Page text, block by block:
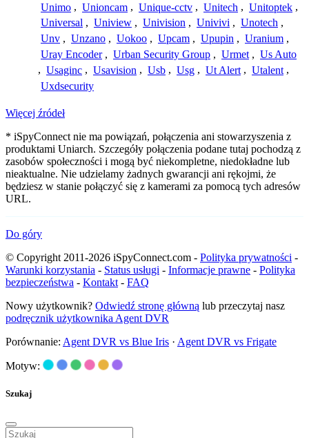
Unimo , Unioncam , Unique-cctv , Unitech , Unitoptek ,
Universal , Uniview , Univision , Univivi , Unotech ,
Unv , Unzano , Uokoo , Upcam , Upupin , Uranium ,
Uray Encoder , Urban Security Group , Urmet , Us Auto
, Usaginc , Usavision , Usb , Usg , Ut Alert , Utalent ,
Uxdsecurity
Więcej źródeł
* iSpyConnect nie ma powiązań, połączenia ani stowarzyszenia z
produktami Uniarch. Szczegóły połączenia podane tutaj pochodzą z
zasobów społeczności i mogą być niekompletne, niedokładne lub
nieaktualne. Nie udzielamy żadnych gwarancji ani rękojmi, że
będziesz w stanie połączyć się z kamerami za pomocą tych adresów
URL.
Do góry
© Copyright 2011-2026 iSpyConnect.com - Polityka prywatności -
Warunki korzystania - Status usługi - Informacje prawne - Polityka
bezpieczeństwa - Kontakt - FAQ
Nowy użytkownik? Odwiedź stronę główną lub przeczytaj nasz
podręcznik użytkownika Agent DVR
Porównanie: Agent DVR vs Blue Iris · Agent DVR vs Frigate
Motyw:
Szukaj